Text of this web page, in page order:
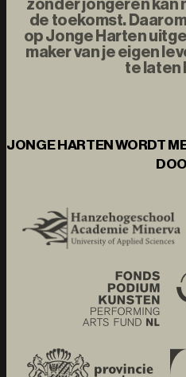
de toekomst.
op Jonge Harten
maker van je eigen
te laten
JONGE HARTEN WORDT